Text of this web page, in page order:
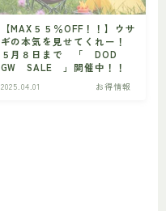
【MAX５５％OFF！！】ウサ
ギの本気を見せてくれー！
５月８日まで 「 DOD
GW SALE 」開催中！！
2025.04.01 お得情報